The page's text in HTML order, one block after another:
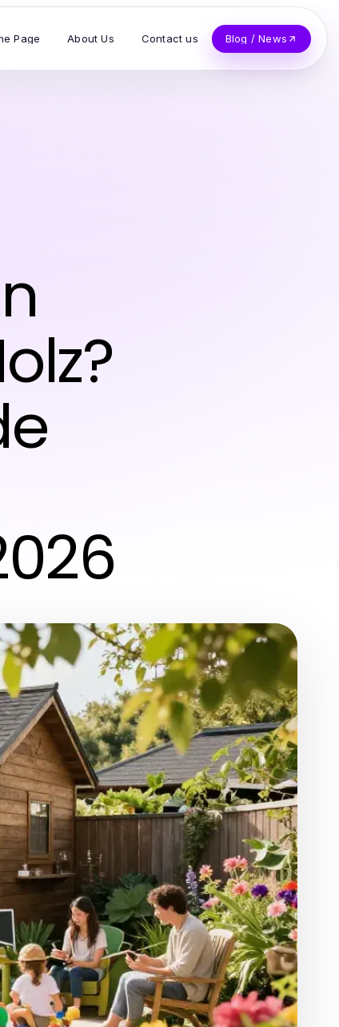
Page About Us Contact us Blog / News